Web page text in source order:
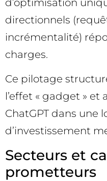
directionnels
incrémentalité)
charges.
Ce pilotage
l’effet « gadget »
ChatGPT dans une
d’investissement
Secteurs et
prometteurs